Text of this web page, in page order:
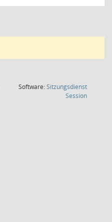
Software:Sitzungsdienst
Session(Wird in